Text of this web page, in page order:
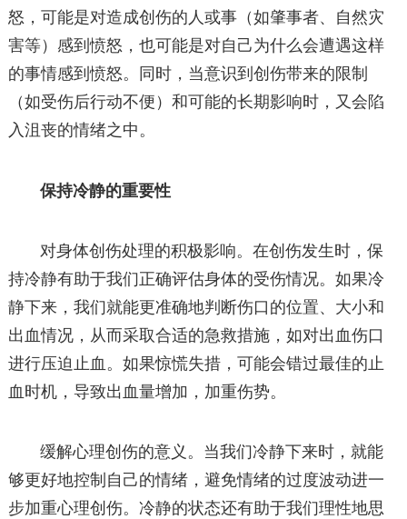
怒，可能是对造成创伤的人或事（如肇事者、自然灾
害等）感到愤怒，也可能是对自己为什么会遭遇这样
的事情感到愤怒。同时，当意识到创伤带来的限制
（如受伤后行动不便）和可能的长期影响时，又会陷
入沮丧的情绪之中。
保持冷静的重要性
对身体创伤处理的积极影响。在创伤发生时，保
持冷静有助于我们正确评估身体的受伤情况。如果冷
静下来，我们就能更准确地判断伤口的位置、大小和
出血情况，从而采取合适的急救措施，如对出血伤口
进行压迫止血。如果惊慌失措，可能会错过最佳的止
血时机，导致出血量增加，加重伤势。
缓解心理创伤的意义。当我们冷静下来时，就能
够更好地控制自己的情绪，避免情绪的过度波动进一
步加重心理创伤。冷静的状态还有助于我们理性地思